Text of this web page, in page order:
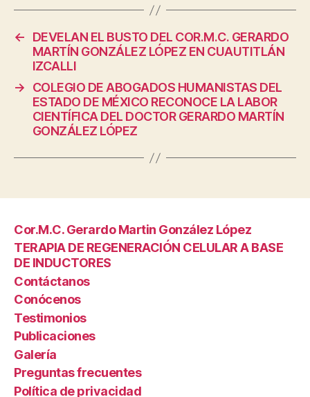
←
DEVELAN EL BUSTO DEL COR.M.C. GERARDO
MARTÍN GONZ​Á​LEZ LÓPEZ EN CUAUTITLÁN
IZCALLI
→
COLEGIO DE ABOGADOS HUMANISTAS DEL
ESTADO DE MÉXICO RECONOCE LA LABOR
CIENTÍFICA DEL DOCTOR GERARDO MARTÍN
GONZÁLEZ LÓPEZ
Cor.M.C. Gerardo Martin González López
TERAPIA DE REGENERACIÓN CELULAR A BASE
DE INDUCTORES
Contáctanos
Conócenos
Testimonios
Publicaciones
Galería
Preguntas frecuentes
Política de privacidad